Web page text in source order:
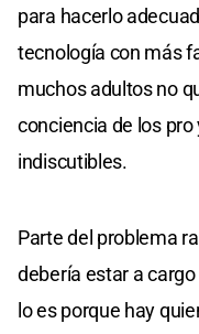
para hacerlo
tecnología con más
muchos adultos no
conciencia de los
indiscutibles.
Parte del problema
debería estar a
lo es porque hay